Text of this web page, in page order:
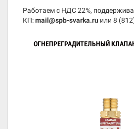
Работаем с НДС 22%,
КП:mail@spb-svarka.ru или 8
ОГНЕПРЕГРАДИТЕЛЬНЫЙ